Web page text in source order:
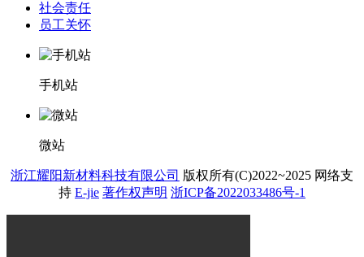
社会责任
员工关怀
手机站
微站
浙江耀阳新材料科技有限公司 版权所有(C)2022~2025 网络支
持 E-jie 著作权声明 浙ICP备2022033486号-1